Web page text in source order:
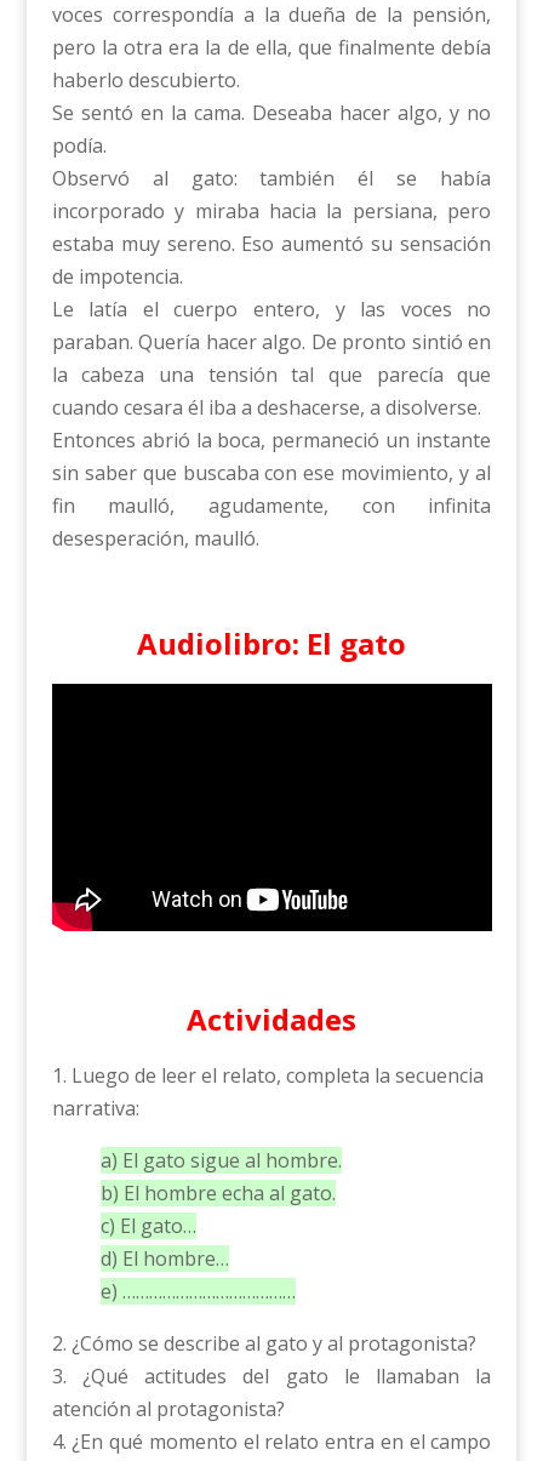
voces correspondía a la dueña de la pensión,
pero la otra era la de ella, que finalmente debía
haberlo descubierto.
Se sentó en la cama. Deseaba hacer algo, y no
podía.
Observó al gato: también él se había
incorporado y miraba hacia la persiana, pero
estaba muy sereno. Eso aumentó su sensación
de impotencia.
Le latía el cuerpo entero, y las voces no
paraban. Quería hacer algo. De pronto sintió en
la cabeza una tensión tal que parecía que
cuando cesara él iba a deshacerse, a disolverse.
Entonces abrió la boca, permaneció un instante
sin saber que buscaba con ese movimiento, y al
fin maulló, agudamente, con infinita
desesperación, maulló.
Audiolibro: El gato
Actividades
1. Luego de leer el relato, completa la secuencia
narrativa:
a) El gato sigue al hombre.
b) El hombre echa al gato.
c) El gato…
d) El hombre…
e) …………………………………
2. ¿Cómo se describe al gato y al protagonista?
3. ¿Qué actitudes del gato le llamaban la
atención al protagonista?
4. ¿En qué momento el relato entra en el campo